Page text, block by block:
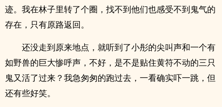
迹。我在林子里转了个圈，找不到他们也感受不到鬼气的
存在，只有原路返回。
还没走到原来地点，就听到了小彤的尖叫声和一个有
如野兽的巨大惨呼声，不好，是不是贴住黄符不动的三只
鬼又活了过来？我急匆匆的跑过去，一看确实吓一跳，但
还有些好笑。